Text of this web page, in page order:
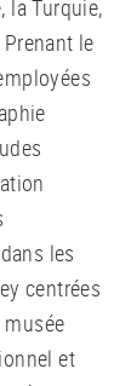
la Turquie,
le
les
centrées
musée
et